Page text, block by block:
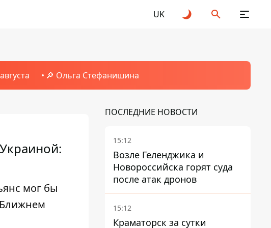
UK
🔎 Ольга Стефанишина
мог бы
Ближнем
ПОСЛЕДНИЕ НОВОСТИ
15:12
Возле Геленджика и
Новороссийска горят суда
после атак дронов
15:12
Краматорск за сутки